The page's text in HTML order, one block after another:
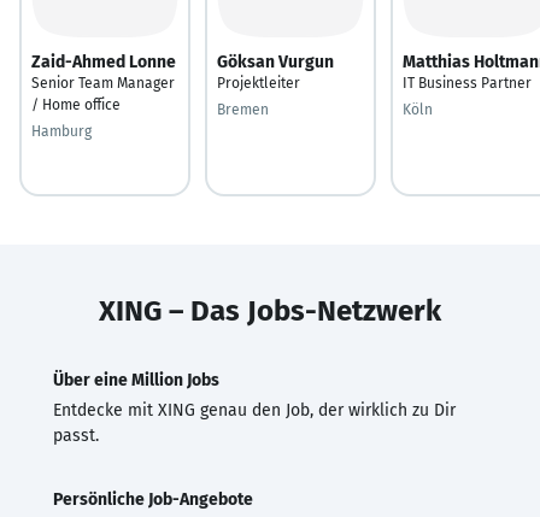
Zaid-Ahmed Lonne
Senior Team Manager
/ Home office
Hamburg
Göksan Vurgun
Projektleiter
Bremen
Matthias
IT Business Partner
Köln
XING – Das Jobs-Netzwerk
Über eine Million Jobs
Entdecke mit XING genau den Job, der wirklich zu Dir
passt.
Persönliche Job-Angebote